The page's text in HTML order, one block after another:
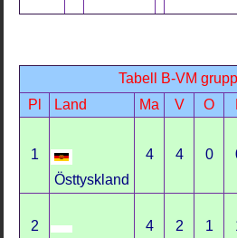
Tabell B-VM
Pl
Land Ma V O
1
Östtyskland
4 4 0
2
4 2 1